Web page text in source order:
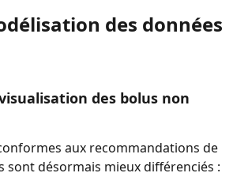
des données
des bolus non
aux recommandations de
sont désormais mieux différenciés :